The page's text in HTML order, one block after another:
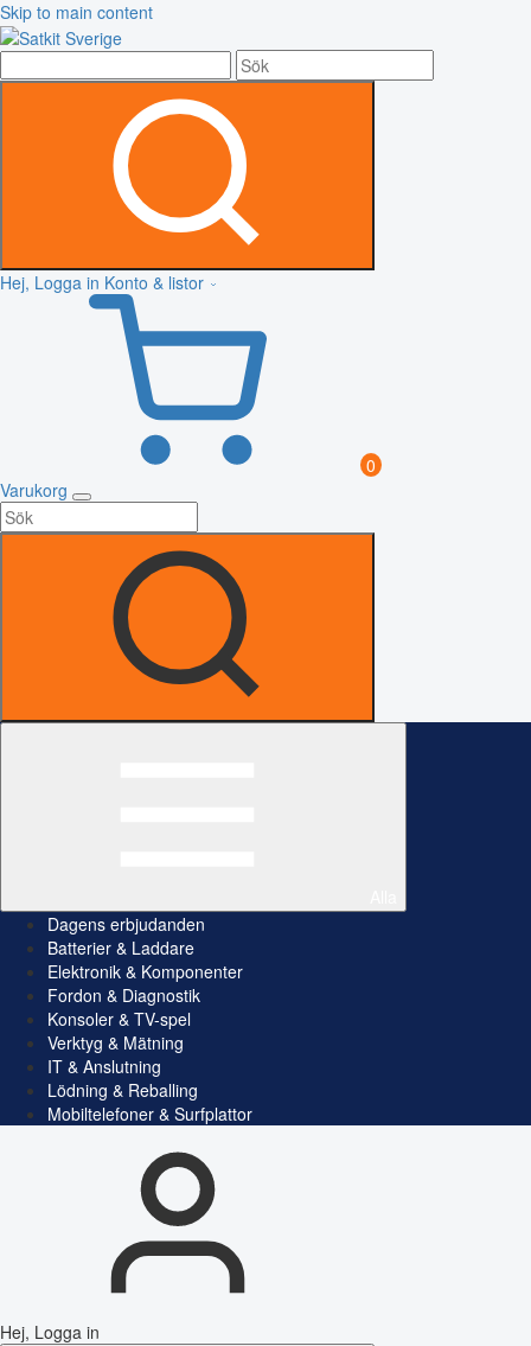
Skip to main content
Hej, Logga in Konto & listor
0
Varukorg
Dagens erbjudanden
Batterier & Laddare
Elektronik & Komponenter
Fordon & Diagnostik
Konsoler & TV-spel
Verktyg & Mätning
IT & Anslutning
Lödning & Reballing
Mobiltelefoner & Surfplattor
Hej, Logga in